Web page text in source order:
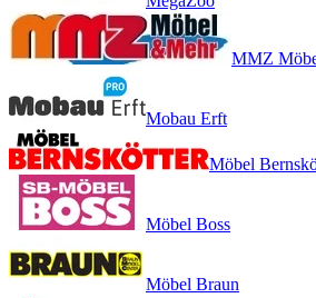
MMZ
Mobau Erft
Möbel
Möbel Boss
Möbel Braun